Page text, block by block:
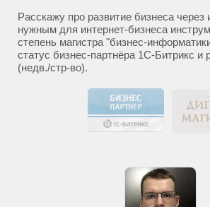
Расскажу про развитие бизнеса через
нужным для интернет-бизнеса
степень магистра "бизнес-
статус бизнес-партнёра 1С-Битрикс и
(недв./стр-во).